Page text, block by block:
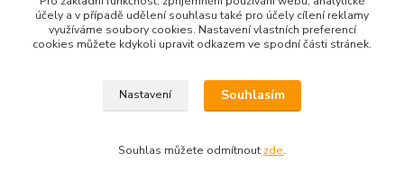
účely a v případě udělení souhlasu také pro účely cílení reklamy
využíváme soubory cookies. Nastavení vlastních preferencí
cookies můžete kdykoli upravit odkazem ve spodní části stránek.
Nastavení Souhlasím
Souhlas můžete odmítnout zde.